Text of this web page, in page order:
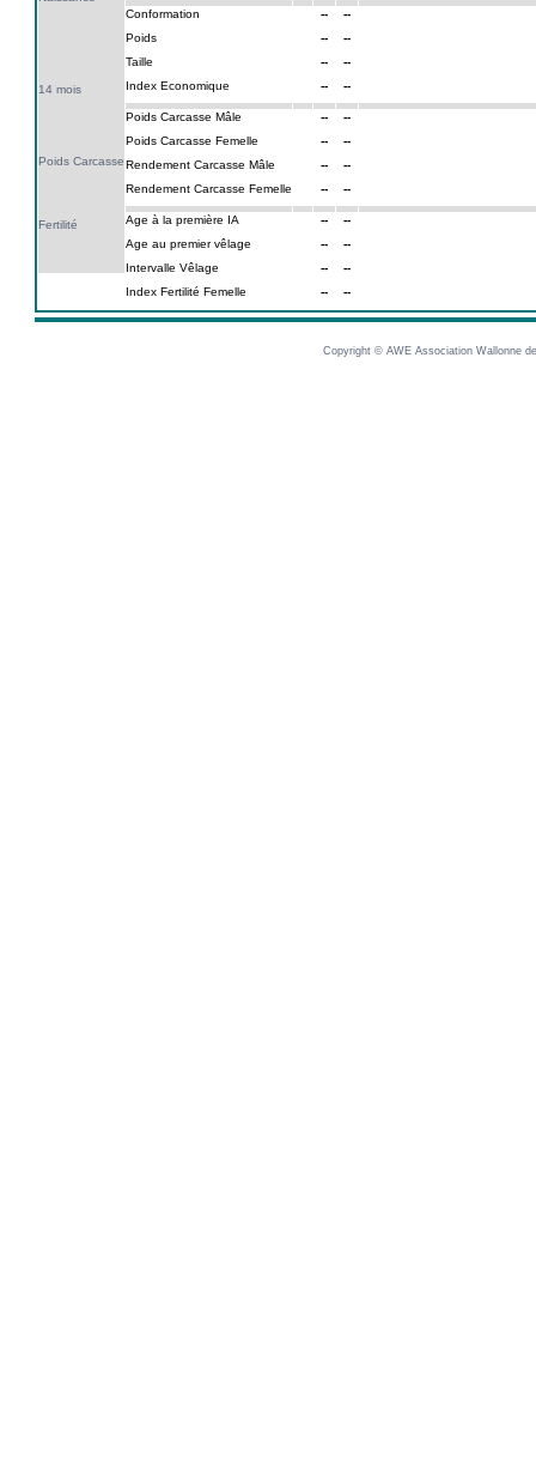
14 mois
Poids Carcasse
Fertilité
Conformation --
--
Poids
--
--
Taille
--
--
Index Economique
-- --
Poids Carcasse Mâle --
--
Poids Carcasse Femelle
--
--
Rendement Carcasse Mâle
--
--
Rendement Carcasse Femelle
-- --
Age à la première IA --
--
Age au premier vêlage
--
--
Intervalle Vêlage
--
--
Index Fertilité Femelle
-- --
Copyright © AWE Association Wallonne